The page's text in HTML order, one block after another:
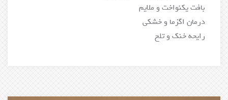
بافت یکنواخت و ملایم
درمان اگزما و خشکی
رایحه خنک و تلخ